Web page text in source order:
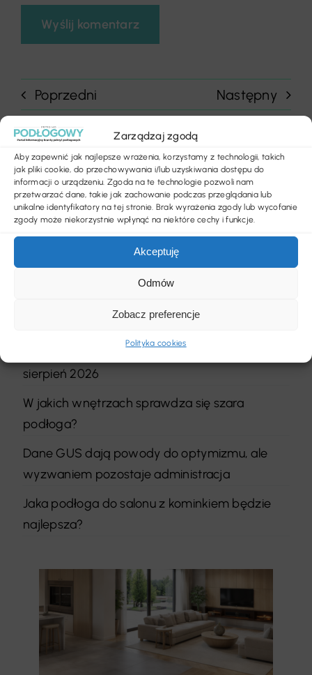
Zarządzaj zgodą
Aby zapewnić jak najlepsze wrażenia, korzystamy z technologii, takich
jak pliki cookie, do przechowywania i/lub uzyskiwania dostępu do
informacji o urządzeniu. Zgoda na te technologie pozwoli nam
przetwarzać dane, takie jak zachowanie podczas przeglądania lub
unikalne identyfikatory na tej stronie. Brak wyrażenia zgody lub wycofanie
zgody może niekorzystnie wpłynąć na niektóre cechy i funkcje.
Akceptuję
Odmów
Zobacz preferencje
Polityka cookies
Poprzedni Następny
Szukaj
Ostatnie wpisy
Jest nowa wersja przepisów
Międzynarodowe targi podłogowe – kalendarz
sierpień 2026
W jakich wnętrzach sprawdza się szara
podłoga?
Dane GUS dają powody do optymizmu, ale
wyzwaniem pozostaje administracja
Jaka podłoga do salonu z kominkiem będzie
najlepsza?